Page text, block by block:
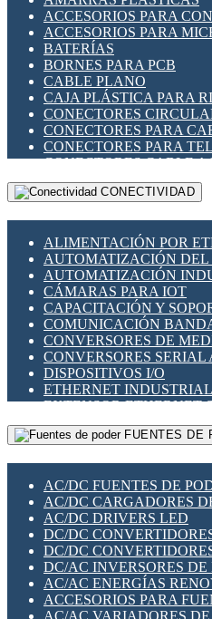
INDICADORES PARA
INTERFACES DE RELÉ
INTERRUPTORES FIN
LLAVES
MEDIDORES DE
MOTORES PASO A PASO
PANTALLAS HMI
PLC -
PROGRAMADORES DE
RELÉS DE PROTECCIÓN
SENSORES CAPACITIVOS
SENSORES INDUCTIVOS
TEMPORIZADORES
VARIACS
VARIADORES DE
SECCIONADORES -
MAQUINARIA
ACCESORIOS PARA
ACCESORIOS PARA
BATERÍAS
BORNES PARA PCB
CABLE PLANO
CAJA PLÁSTICA PARA
CONECTORES
CONECTORES PARA
CONECTORES PARA
CONECTORES CABLE A
CONECTORES PCB A
DIP SWITCHES
HERRAMIENTAS
ILUMINACIÓN LED
INTERRUPTORES REED
INTERFACES DE RELÉ
OTROS RELÉS
PROTECCIÓN TÉRMICA
RELÉS AUTOMOTRICES
RELÉS DE SEÑAL
RELÉS DE ESTADO
RELÉS INDUSTRIALES
RELÉS MINIATURA DE
SENSORES
SWITCH Y
TARJETAS PI
UNIÓN Y DERIVACIÓN
CONECTIVIDAD
ALIMENTACIÓN POR
AUTOMATIZACIÓN DEL
AUTOMATIZACIÓN
CÁMARAS PARA IOT
CAPACITACIÓN Y
COMUNICACIÓN
CONVERSORES DE
CONVERSORES SERIAL
DISPOSITIVOS I/O
ETHERNET INDUSTRIAL
EXTENSOR ETHERNET
GATEWAY LORAWAN
GESTIÓN DE REDES
PLACAS MODULARES
SWITCHES Y REDES
SOLUCIONES IOT
SOLUCIONES LORAWAN
SOLUCIONES RED
SEGURIDAD PARA
SWITCHES LAN
TELEFONÍA IP (VOIP)
FUENTES DE
AC/DC FUENTES DE
AC/DC CARGADORES
AC/DC DRIVERS LED
DC/DC
DC/DC
DC/AC INVERSORES DE
AC/AC ENERGÍAS
ACCESORIOS PARA
AC/AC VARIADORES